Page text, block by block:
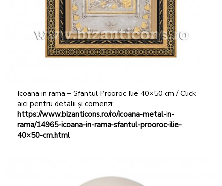
Icoana in rama – Sfantul Prooroc Ilie 40×50 cm / Click
aici pentru detalii și comenzi:
https://www.bizanticons.ro/ro/icoana-metal-in-
rama/14965-icoana-in-rama-sfantul-prooroc-ilie-
40×50-cm.html